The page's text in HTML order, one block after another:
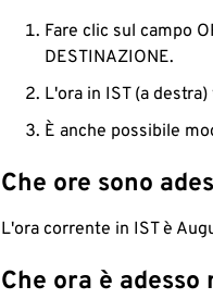
Fare clic sul campo
DESTINAZIONE.
L'ora in IST (a
È anche possibile
Che ore sono
L'ora corrente in IST è
Che ora è adesso